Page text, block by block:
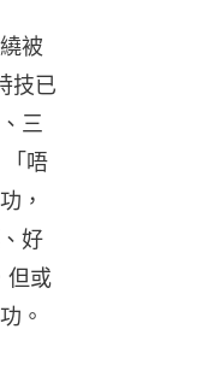
被
技已
三
唔
，
好
但或
。